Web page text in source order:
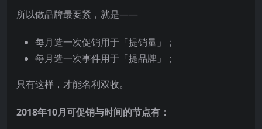
所以做品牌最要紧，就是——
每月造一次促销用于「提销量」；
每月造一次事件用于「提品牌」；
只有这样，才能名利双收。
2018年10月可促销与时间的节点有：